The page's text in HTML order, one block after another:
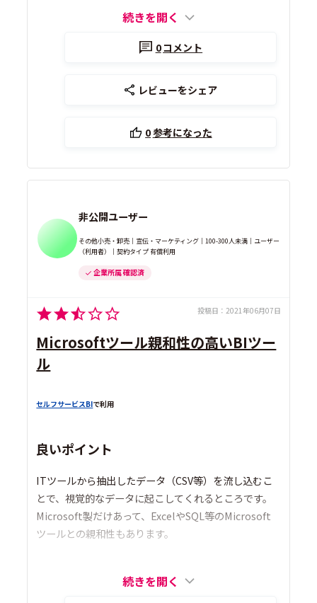
続きを開く
0コメント
レビューをシェア
0参考になった
非公開ユーザー
その他小売・卸売｜宣伝・マーケティング｜100-300人未満｜ユーザー
（利用者）｜契約タイプ 有償利用
企業所属 確認済
投稿日： 2021年06月07日
Microsoftツール親和性の高いBIツー
ル
セルフサービスBIで利用
良いポイント
ITツールから抽出したデータ（CSV等）を流し込むこ
とで、視覚的なデータに起こしてくれるところです。
Microsoft製だけあって、ExcelやSQL等のMicrosoft
ツールとの親和性もあります。
続きを開く